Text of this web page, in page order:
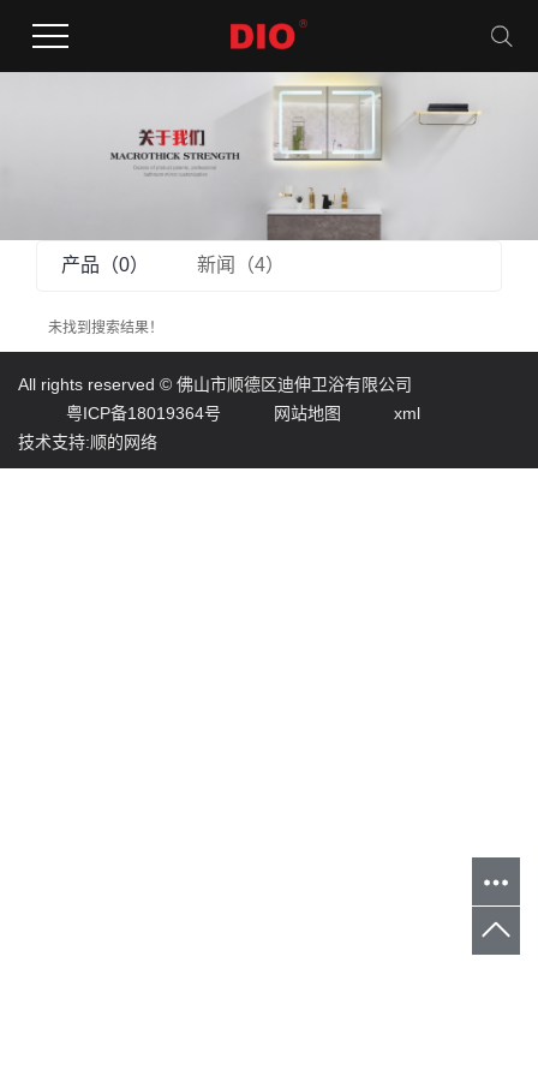
产品（0） 新闻（4）
未找到搜索结果！
All rights reserved © 佛山市顺德区迪伸卫浴有限公司
粤ICP备18019364号
网站地图
xml
技术支持:顺的网络